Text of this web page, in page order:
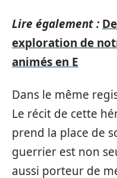
Lire également :
exploration de
animés en E
Dans le même
Le récit de cette
prend la place de
guerrier est non
aussi porteur de